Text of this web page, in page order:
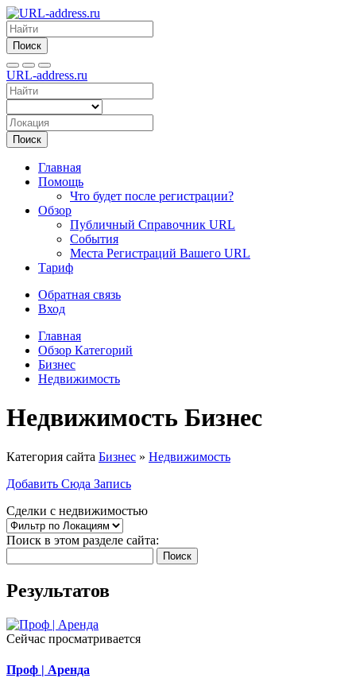
Поиск
URL-address.ru
Поиск
Главная
Помощь
Что будет после регистрации?
Обзор
Публичный Справочник URL
События
Места Регистраций Вашего URL
Тариф
Обратная связь
Вход
Главная
Обзор Категорий
Бизнес
Недвижимость
Недвижимость Бизнес
Категория сайта Бизнес » Недвижимость
Добавить Сюда Запись
Сделки с недвижимостью
Поиск в этом разделе сайта:
Поиск
Результатов
Сейчас просматривается
Проф | Аренда